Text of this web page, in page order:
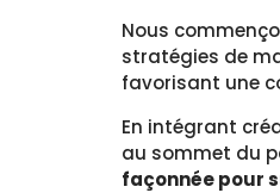
Nous
stratégies de
favorisant une
En intégrant
au sommet du
façonnée pour